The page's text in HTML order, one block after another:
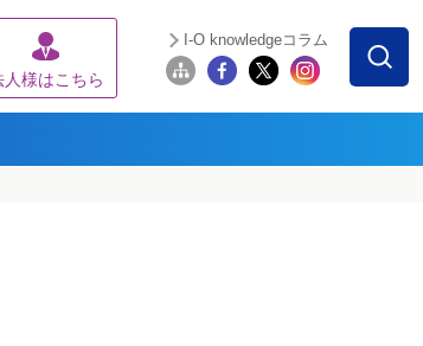
人様はこちら
I-O knowledgeコラム